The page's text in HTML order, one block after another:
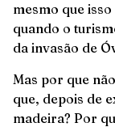
mesmo que
quando o
da invasão de
Mas por que
que, depois de
madeira? Por